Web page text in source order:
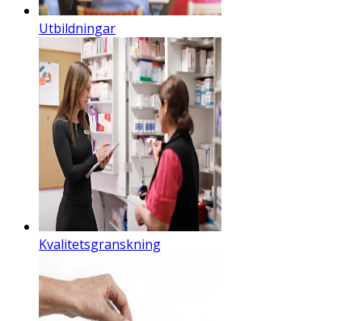
Utbildningar
Kvalitetsgranskning